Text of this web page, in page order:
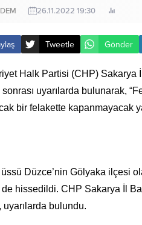
26.11.2022 19:30
Tweetle Gönder
Halk Partisi (CHP) Sakarya
uyarılarda bulunarak,
bir felakette kapanmayacak
üssü Düzce’nin Gölyaka ilçesi
hissedildi. CHP Sakarya İl
uyarılarda bulundu.